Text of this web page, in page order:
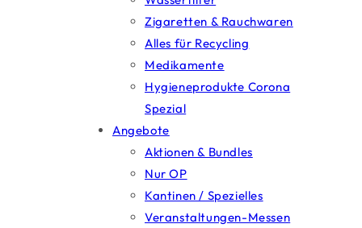
Zigaretten & Rauchwaren
Alles für Recycling
Medikamente
Hygieneprodukte Corona
Spezial
Angebote
Aktionen & Bundles
Nur OP
Kantinen / Spezielles
Veranstaltungen-Messen